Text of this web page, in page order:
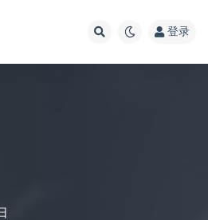
登录